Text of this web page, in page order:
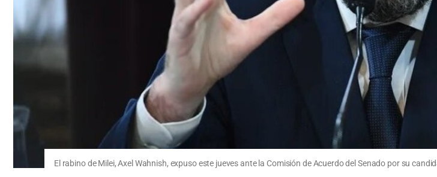
El rabino de Milei, Axel Wahnish, expuso este jueves ante la Comisión de Acuerdo del Senado por su